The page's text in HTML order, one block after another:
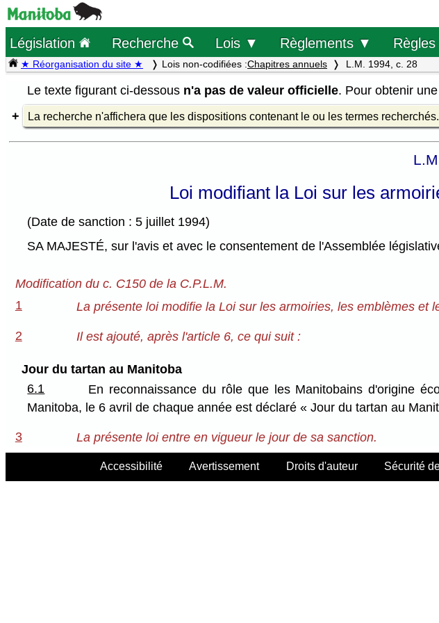
Législation Recherche Lois ▼ Règlements ▼
★ Réorganisation du site ★ Lois non-codifiées :Chapitres annuels L.M. 1994, c. 28
Le texte figurant ci-dessous n'a pas de valeur officielle. Pour obtenir
La recherche n'affichera que les dispositions contenant le ou les termes recherchés.
Loi modifiant la Loi sur les
(Date de sanction : 5 juillet 1994)
SA MAJESTÉ, sur l'avis et avec le consentement de l'Assemblée
Modification du c. C150 de la C.P.L.M.
1
La présente loi modifie la Loi sur les armoiries, les emblèmes et
2 Il est ajouté, après l'article 6, ce qui suit :
Jour du tartan au Manitoba
6.1
En reconnaissance du rôle que les Manitobains d'origine
Manitoba, le 6 avril de chaque année est déclaré « Jour du tartan au
3 La présente loi entre en vigueur le jour de sa sanction.
Accessibilité Avertissement Droits d'auteur Sécurité